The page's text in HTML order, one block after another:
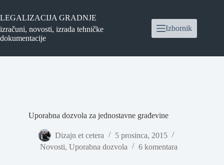
sadržaj
LEGALIZACIJA GRADNJE
izračuni, novosti, izrada tehničke
dokumentacije
Izbornik
Uporabna dozvola za jednostavne građevine
Dizajn et cetera
5 prosinca, 2015
Novosti, Uporabna dozvola 6 komentara